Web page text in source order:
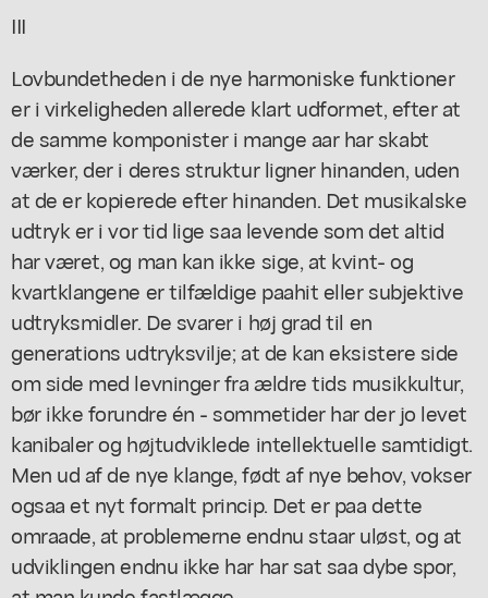
III
Lovbundetheden i de nye harmoniske funktioner
er i virkeligheden allerede klart udformet, efter at
de samme komponister i mange aar har skabt
værker, der i deres struktur ligner hinanden, uden
at de er kopierede efter hinanden. Det musikalske
udtryk er i vor tid lige saa levende som det altid
har været, og man kan ikke sige, at kvint- og
kvartklangene er tilfældige paahit eller subjektive
udtryksmidler. De svarer i høj grad til en
generations udtryksvilje; at de kan eksistere side
om side med levninger fra ældre tids musikkultur,
bør ikke forundre én - sommetider har der jo levet
kanibaler og højtudviklede intellektuelle samtidigt.
Men ud af de nye klange, født af nye behov, vokser
ogsaa et nyt formalt princip. Det er paa dette
omraade, at problemerne endnu staar uløst, og at
udviklingen endnu ikke har har sat saa dybe spor,